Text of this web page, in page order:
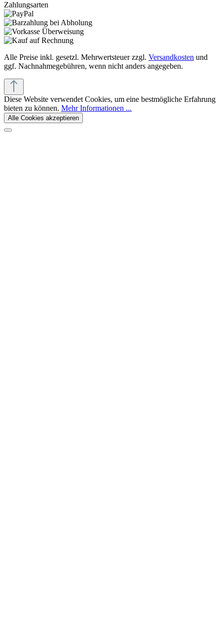
Zahlungsarten
Alle Preise inkl. gesetzl. Mehrwertsteuer zzgl. Versandkosten und
ggf. Nachnahmegebühren, wenn nicht anders angegeben.
Diese Website verwendet Cookies, um eine bestmögliche Erfahrung
bieten zu können. Mehr Informationen ...
Alle Cookies akzeptieren